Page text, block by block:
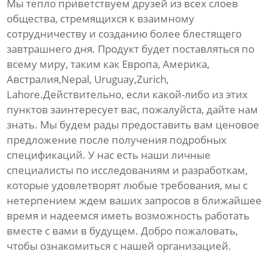
Мы тепло приветствуем друзей из всех слоев
общества, стремящихся к взаимному
сотрудничеству и созданию более блестящего
завтрашнего дня. Продукт будет поставляться по
всему миру, таким как Европа, Америка,
Австралия,Nepal, Uruguay,Zurich,
Lahore.Действительно, если какой-либо из этих
пунктов заинтересует вас, пожалуйста, дайте нам
знать. Мы будем рады предоставить вам ценовое
предложение после получения подробных
спецификаций. У нас есть наши личные
специалисты по исследованиям и разработкам,
которые удовлетворят любые требования, мы с
нетерпением ждем ваших запросов в ближайшее
время и надеемся иметь возможность работать
вместе с вами в будущем. Добро пожаловать,
чтобы ознакомиться с нашей организацией.